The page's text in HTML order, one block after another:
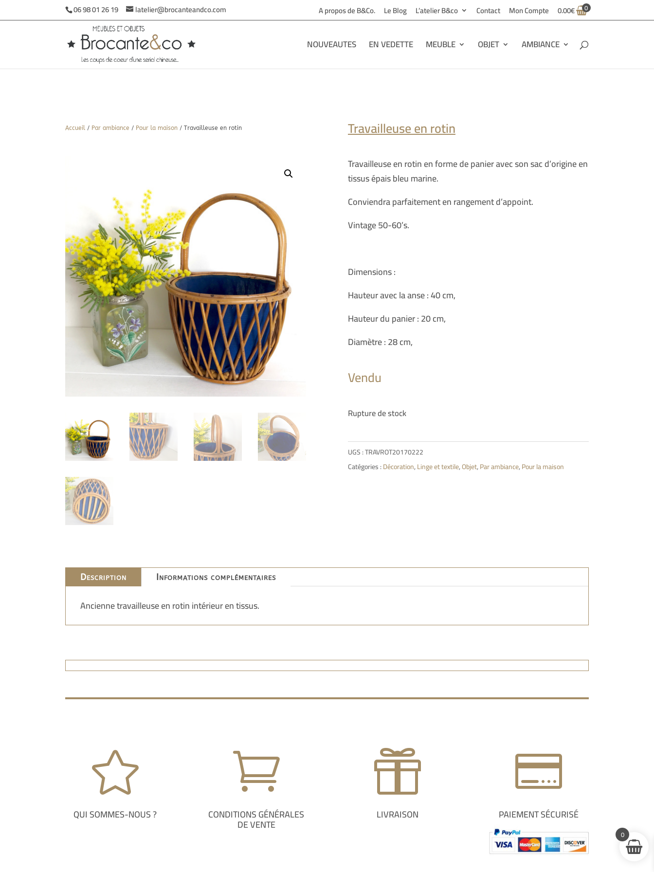
06 98 01 26 19 latelier@brocanteandco.com A propos de B&Co. Le Blog L’atelier B&co Contact Mon Compte 0.00€ 0
NOUVEAUTES EN VEDETTE MEUBLE OBJET AMBIANCE
Accueil / Par ambiance / Pour la maison / Travailleuse en rotin Travailleuse en rotin
Travailleuse en rotin en forme de panier avec son sac d’origine en
tissus épais bleu marine.
Conviendra parfaitement en rangement d’appoint.
Vintage 50-60’s.
Dimensions :
Hauteur avec la anse : 40 cm,
Hauteur du panier : 20 cm,
Diamètre : 28 cm,
Vendu
Rupture de stock
UGS :TRAVROT20170222
Catégories :Décoration,Linge et textile,Objet,Par ambiance,Pour la maison
Description Informations complémentaires
Ancienne travailleuse en rotin intérieur en tissus.

QUI SOMMES-NOUS ?

CONDITIONS GÉNÉRALES
DE VENTE

LIVRAISON

PAIEMENT SÉCURISÉ
0